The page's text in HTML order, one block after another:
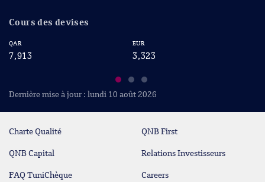
Cours des devises
QAR
7,913
EUR
3,323
Dernière mise à jour : lundi 10 août 2026
Charte Qualité QNB First
QNB Capital Relations Investisseurs
FAQ TuniChèque Careers